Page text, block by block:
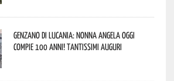
Genzano di Lucania: nonna Angela oggi
compie 100 anni! Tantissimi auguri